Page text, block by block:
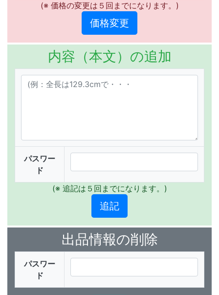
(※ 価格の変更は５回までになります。)
内容（本文）の追加
パスワー
ド
(※ 追記は５回までになります。)
出品情報の削除
パスワー
ド